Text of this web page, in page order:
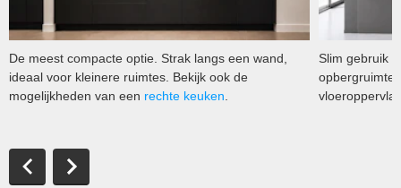
De meest compacte optie. Strak langs een wand,
ideaal voor kleinere ruimtes. Bekijk ook de
mogelijkheden van een rechte keuken
Slim gebruik
opbergruimte